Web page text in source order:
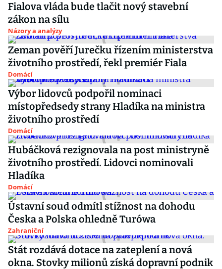
Fialova vláda bude tlačit nový stavební
zákon na sílu
Názory a analýzy
Zeman pověří Jurečku řízením ministerstva
životního prostředí, řekl premiér Fiala
Domácí
Výbor lidovců podpořil nominaci
místopředsedy strany Hladíka na ministra
životního prostředí
Domácí
Hubáčková rezignovala na post ministryně
životního prostředí. Lidovci nominovali
Hladíka
Domácí
Ústavní soud odmítl stížnost na dohodu
Česka a Polska ohledně Turówa
Zahraniční
Stát rozdává dotace na zateplení a nová
okna. Stovky milionů získá dopravní podnik